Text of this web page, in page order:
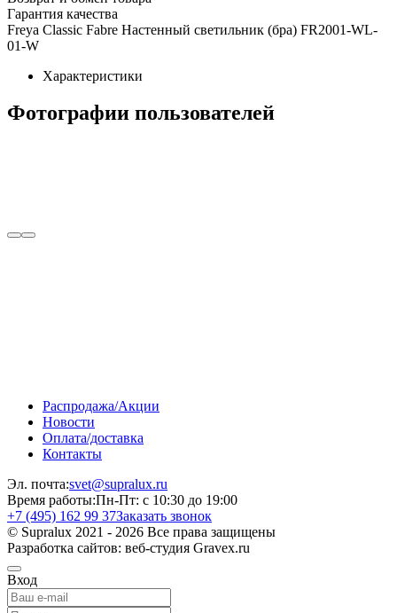
Гарантия качества
Freya Classic Fabre Настенный светильник (бра) FR2001-WL-
01-W
Характеристики
Фотографии пользователей
Распродажа/Акции
Новости
Оплата/доставка
Контакты
Эл. почта:svet@supralux.ru
Время работы:Пн-Пт: с 10:30 до 19:00
+7 (495) 162 99 37Заказать звонок
© Supralux 2021 - 2026 Все права защищены
Разработка сайтов: веб-студия Gravex.ru
Вход